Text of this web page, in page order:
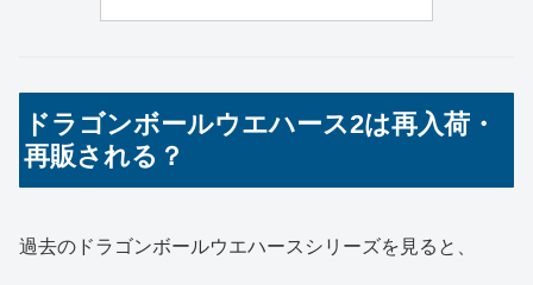
ドラゴンボールウエハース2は再入荷・
再販される？
過去のドラゴンボールウエハースシリーズを見ると、